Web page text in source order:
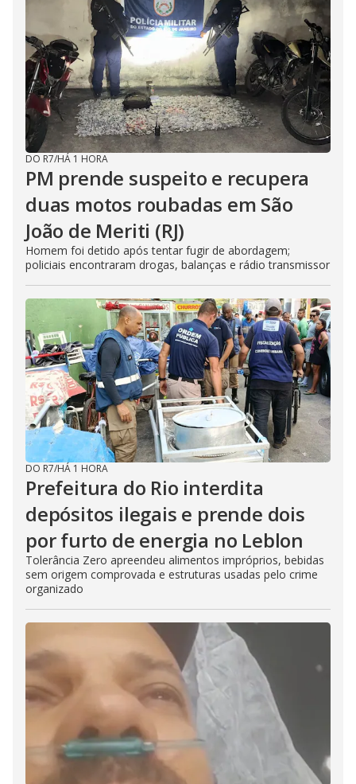
DO R7/HÁ 1 HORA
PM prende suspeito e recupera
duas motos roubadas em São
João de Meriti (RJ)
Homem foi detido após tentar fugir de abordagem;
policiais encontraram drogas, balanças e rádio transmissor
DO R7/HÁ 1 HORA
Prefeitura do Rio interdita
depósitos ilegais e prende dois
por furto de energia no Leblon
Tolerância Zero apreendeu alimentos impróprios, bebidas
sem origem comprovada e estruturas usadas pelo crime
organizado